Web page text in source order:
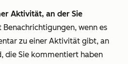
Aktivität, an der Sie
Benachrichtigungen, wenn es
zu einer Aktivität gibt, an
die Sie kommentiert haben